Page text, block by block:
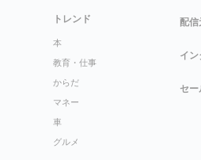
トレンド
本
教育・仕事
からだ
マネー
車
グルメ
配信
イ
セー